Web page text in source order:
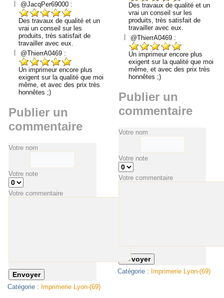
@JacqPer69000 :
Des travaux de qualité et un
vrai un conseil sur les
produits, très satisfait de
travailler avec eux.
@ThierrA0469 :
Un imprimeur encore plus
exigent sur la qualité que moi
même, et avec des prix très
honnêtes ;)
Publier un
commentaire
Votre nom
Votre note
Votre commentaire
Catégorie : Imprimerie Lyon-(69)
Des travaux de qualité et un
vrai un conseil sur les
produits, très satisfait de
travailler avec eux.
@ThierrA0469 :
Un imprimeur encore plus
exigent sur la qualité que moi
même, et avec des prix très
honnêtes ;)
Publier un
commentaire
Votre nom
Votre note
Votre commentaire
Catégorie : Imprimerie Lyon-(69)